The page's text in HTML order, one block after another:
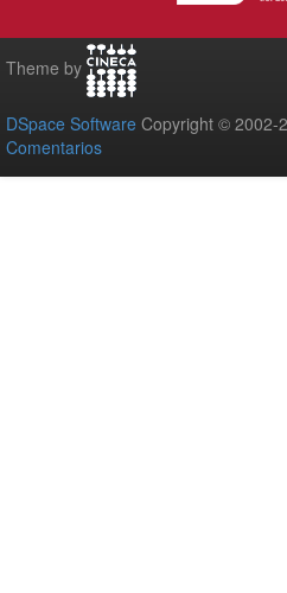
Theme by
DSpace Software Copyright © 2002-
Comentarios